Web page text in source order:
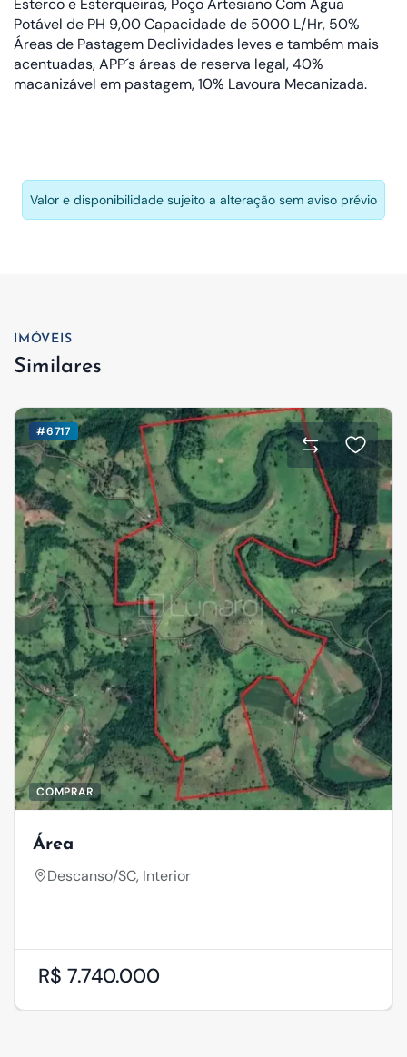
Esterco e Esterqueiras, Poço Artesiano Com Água
Potável de PH 9,00 Capacidade de 5000 L/Hr, 50%
Áreas de Pastagem Declividades leves e também mais
acentuadas, APP´s áreas de reserva legal, 40%
macanizável em pastagem, 10% Lavoura Mecanizada.
Valor e disponibilidade sujeito a alteração sem aviso prévio
IMÓVEIS
Similares
#6717
COMPRAR
Área
Descanso/SC, Interior
R$ 7.740.000